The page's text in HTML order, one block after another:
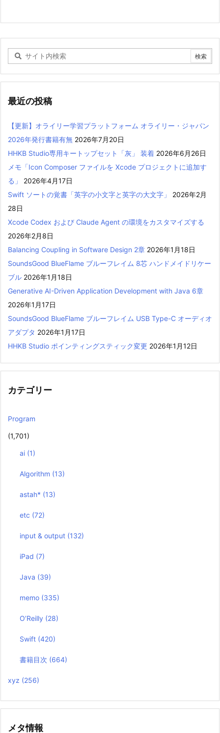
最近の投稿
【更新】オライリー学習プラットフォーム オライリー・ジャパン
2026年発行書籍有無 2026年7月20日
HHKB Studio専用キートップセット「灰」 装着 2026年6月26日
メモ「Icon Composer ファイルを Xcode プロジェクトに追加す
る」
2026年4月17日
Swift ソートの覚書「英字の小文字と英字の大文字」
2026年2月
28日
Xcode Codex および Claude Agent の環境をカスタマイズする
2026年2月8日
Balancing Coupling in Software Design 2章 2026年1月18日
SoundsGood BlueFlame ブルーフレイム 8芯 ハンドメイドリケー
ブル 2026年1月18日
Generative AI-Driven Application Development with Java 6章
2026年1月17日
SoundsGood BlueFlame ブルーフレイム USB Type-C オーディオ
アダプタ 2026年1月17日
HHKB Studio ポインティングスティック変更 2026年1月12日
カテゴリー
Program
(1,701)
ai (1)
Algorithm (13)
astah* (13)
etc (72)
input & output (132)
iPad (7)
Java (39)
memo (335)
O’Reilly (28)
Swift (420)
書籍目次 (664)
xyz (256)
メタ情報